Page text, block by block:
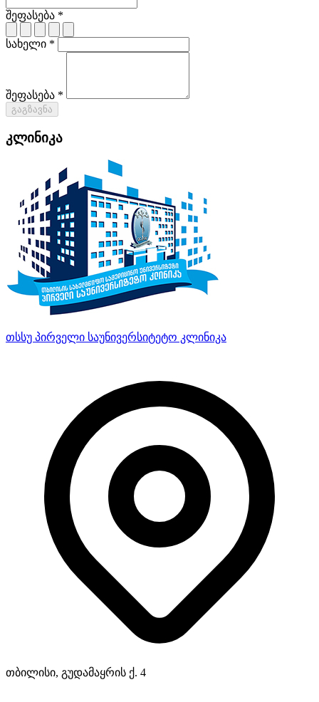
შეფასება *
სახელი *
შეფასება *
გაგზავნა
კლინიკა
თსსუ პირველი საუნივერსიტეტო კლინიკა
თბილისი, გუდამაყრის ქ. 4